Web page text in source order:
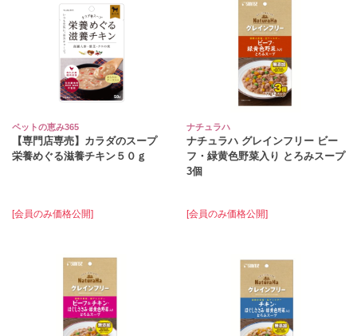
ペットの恵み365
【専門店専売】カラダのスープ
栄養めぐる滋養チキン５０ｇ
[会員のみ価格公開]
ナチュラハ
ナチュラハ グレインフリー ビー
フ・緑黄色野菜入り とろみスープ
3個
[会員のみ価格公開]